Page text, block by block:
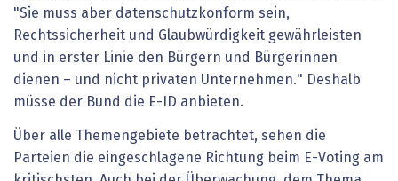
"Sie muss aber datenschutzkonform sein,
Rechtssicherheit und Glaubwürdigkeit gewährleisten
und in erster Linie den Bürgern und Bürgerinnen
dienen – und nicht privaten Unternehmen." Deshalb
müsse der Bund die E-ID anbieten.
Über alle Themengebiete betrachtet, sehen die
Parteien die eingeschlagene Richtung beim E-Voting am